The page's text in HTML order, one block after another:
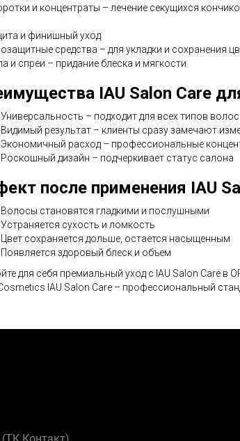
и концентраты – лечение секущихся
и финишный уход
средства – для укладки и сохранения
и спреи – придание блеска и мягкости
IAU Salon Care
Универсальность – подходит для всех типов волос
Видимый результат – клиенты сразу замечают
Экономичный расход – профессиональные
Роскошный дизайн – подчеркивает статус салона
после применения IAU
Волосы становятся гладкими и послушными
Устраняется сухость и ломкость
Цвет сохраняется дольше, остается насыщенным
Появляется здоровый блеск и объем
для себя премиальный уход с IAU Salon Care в
Cosmetics IAU Salon Care – профессиональный